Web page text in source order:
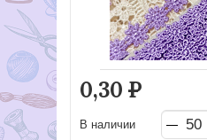
0,30 Р
В наличии